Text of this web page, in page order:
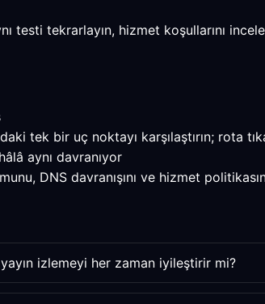
testi tekrarlayın, hizmet koşullarını
tek bir uç noktayı karşılaştırın; rota
aynı davranıyor
DNS davranışını ve hizmet
izlemeyi her zaman iyileştirir mi?